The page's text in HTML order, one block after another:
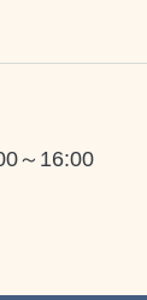
～16:00